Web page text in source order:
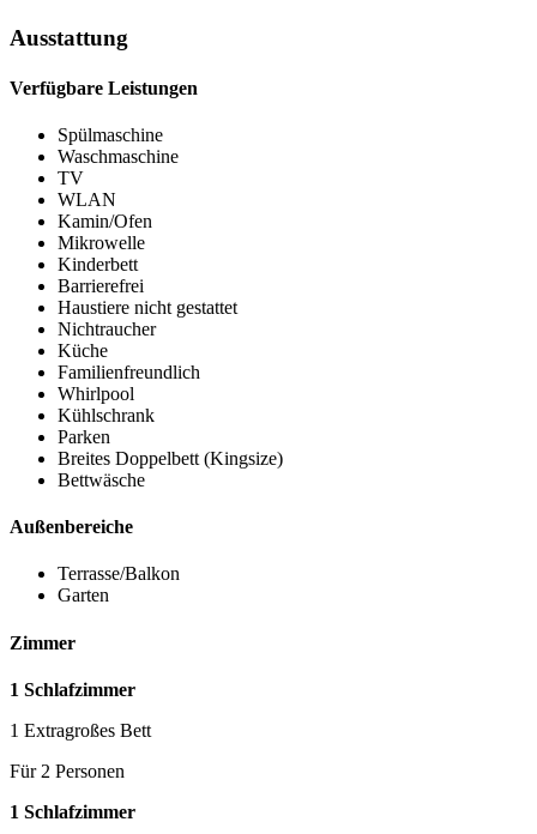
Ausstattung
Verfügbare Leistungen
Spülmaschine
Waschmaschine
TV
WLAN
Kamin/Ofen
Mikrowelle
Kinderbett
Barrierefrei
Haustiere nicht gestattet
Nichtraucher
Küche
Familienfreundlich
Whirlpool
Kühlschrank
Parken
Breites Doppelbett (Kingsize)
Bettwäsche
Außenbereiche
Terrasse/Balkon
Garten
Zimmer
1 Schlafzimmer
1 Extragroßes Bett
Für 2 Personen
1 Schlafzimmer